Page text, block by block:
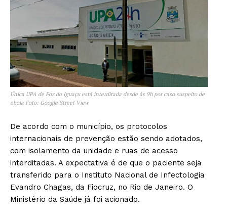
Única UPA de Foz do Iguaçu está interditada desde às 9h por caso suspeito de
ebola Foto: Google Street View
De acordo com o município, os protocolos
internacionais de prevenção estão sendo adotados,
com isolamento da unidade e ruas de acesso
interditadas. A expectativa é de que o paciente seja
transferido para o Instituto Nacional de Infectologia
Evandro Chagas, da Fiocruz, no Rio de Janeiro. O
Ministério da Saúde já foi acionado.